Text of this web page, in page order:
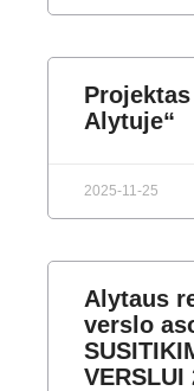
Alytuje“
2025-11-25
Alytaus
verslo
VERSLUI